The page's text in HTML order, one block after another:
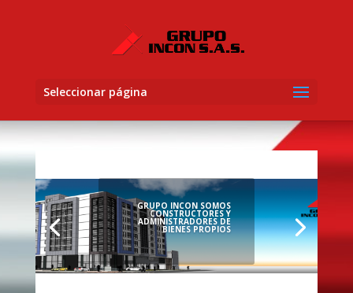
Seleccionar página
GRUPO INCON SOMOS
CONSTRUCTORES Y
ADMINISTRADORES DE
BIENES PROPIOS